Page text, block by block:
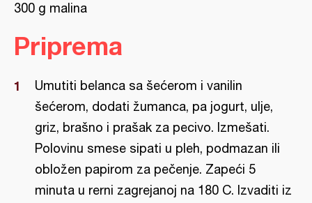
300 g malina
Priprema
Umutiti belanca sa šećerom i vanilin
šećerom, dodati žumanca, pa jogurt, ulje,
griz, brašno i prašak za pecivo. Izmešati.
Polovinu smese sipati u pleh, podmazan ili
obložen papirom za pečenje. Zapeći 5
minuta u rerni zagrejanoj na 180 C. Izvaditi iz